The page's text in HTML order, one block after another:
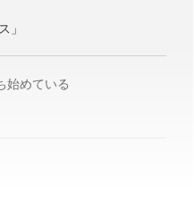
」
始めている